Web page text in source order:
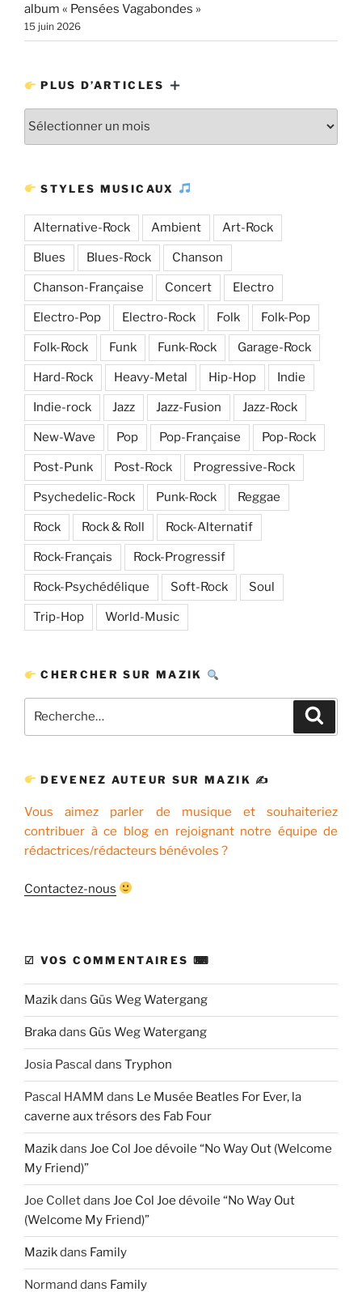
album « Pensées Vagabondes »
15 juin 2026
PLUS D’ARTICLES
STYLES MUSICAUX
Alternative-Rock Ambient Art-Rock
Blues Blues-Rock Chanson
Chanson-Française Concert Electro
Electro-Pop Electro-Rock Folk Folk-Pop
Folk-Rock Funk Funk-Rock Garage-Rock
Hard-Rock Heavy-Metal Hip-Hop Indie
Indie-rock Jazz Jazz-Fusion Jazz-Rock
New-Wave Pop Pop-Française Pop-Rock
Post-Punk Post-Rock Progressive-Rock
Psychedelic-Rock Punk-Rock Reggae
Rock Rock & Roll Rock-Alternatif
Rock-Français Rock-Progressif
Rock-Psychédélique Soft-Rock Soul
Trip-Hop World-Music
CHERCHER SUR MAZIK
pour
DEVENEZ AUTEUR SUR MAZIK ✍
Vous aimez parler de musique et souhaiteriez
contribuer à ce blog en rejoignant notre équipe de
rédactrices/rédacteurs bénévoles ?
Contactez-nous
☑ VOS COMMENTAIRES ⌨
Mazikdans Güs Weg Watergang
Brakadans Güs Weg Watergang
Josia Pascal dans Tryphon
Pascal HAMM dans Le Musée Beatles For Ever, la
caverne aux trésors des Fab Four
Mazikdans Joe Col Joe dévoile “No Way Out (Welcome
My Friend)”
Joe Colletdans Joe Col Joe dévoile “No Way Out
(Welcome My Friend)”
Mazikdans Family
Normand dans Family